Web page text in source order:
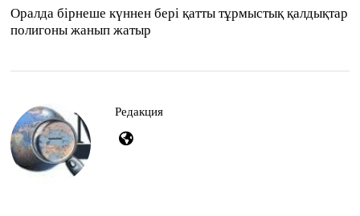
Оралда бірнеше күннен бері қатты тұрмыстық қалдықтар
полигоны жанып жатыр
Редакция